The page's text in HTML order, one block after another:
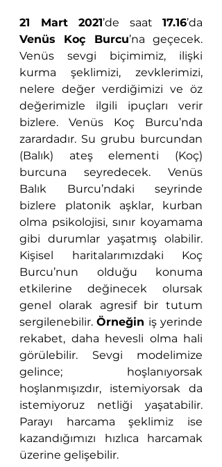
21 Mart 2021’de saat 17.16
Venüs Koç Burcu’na geçecek.
Venüs sevgi biçimimiz, ilişki
kurma şeklimizi, zevklerimizi,
nelere değer verdiğimizi ve öz
değerimizle ilgili ipuçları verir
bizlere. Venüs Koç Burcu’nda
zarardadır. Su grubu burcundan
(Balık) ateş elementi (Koç)
burcuna seyredecek. Venüs
Balık Burcu’ndaki seyrinde
bizlere platonik aşklar, kurban
olma psikolojisi, sınır koyamama
gibi durumlar yaşatmış olabilir.
Kişisel haritalarımızdaki Koç
Burcu’nun olduğu konuma
etkilerine değinecek olursak
genel olarak agresif bir tutum
sergilenebilir. Örneğin iş yerinde
rekabet, daha hevesli olma hali
görülebilir. Sevgi modelimize
gelince; hoşlanıyorsak
hoşlanmışızdır, istemiyorsak da
istemiyoruz netliği yaşatabilir.
Parayı harcama şeklimiz ise
kazandığımızı hızlıca harcamak
üzerine gelişebilir.